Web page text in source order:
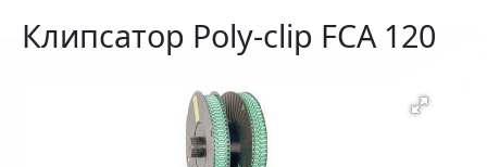
Клипсатор Poly-clip FCA 120